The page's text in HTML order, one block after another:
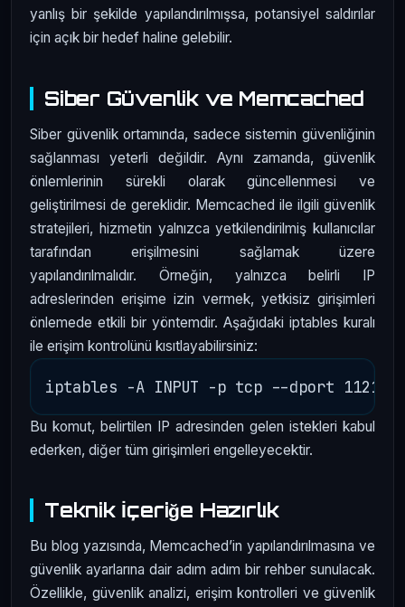
yanlış bir şekilde yapılandırılmışsa, potansiyel saldırılar
için açık bir hedef haline gelebilir.
Siber Güvenlik ve Memcached
Siber güvenlik ortamında, sadece sistemin güvenliğinin
sağlanması yeterli değildir. Aynı zamanda, güvenlik
önlemlerinin sürekli olarak güncellenmesi ve
geliştirilmesi de gereklidir. Memcached ile ilgili güvenlik
stratejileri, hizmetin yalnızca yetkilendirilmiş kullanıcılar
tarafından erişilmesini sağlamak üzere
yapılandırılmalıdır. Örneğin, yalnızca belirli IP
adreslerinden erişime izin vermek, yetkisiz girişimleri
önlemede etkili bir yöntemdir. Aşağıdaki iptables kuralı
ile erişim kontrolünü kısıtlayabilirsiniz:
Bu komut, belirtilen IP adresinden gelen istekleri kabul
ederken, diğer tüm girişimleri engelleyecektir.
Teknik İçeriğe Hazırlık
Bu blog yazısında, Memcached’in yapılandırılmasına ve
güvenlik ayarlarına dair adım adım bir rehber sunulacak.
Özellikle, güvenlik analizi, erişim kontrolleri ve güvenlik